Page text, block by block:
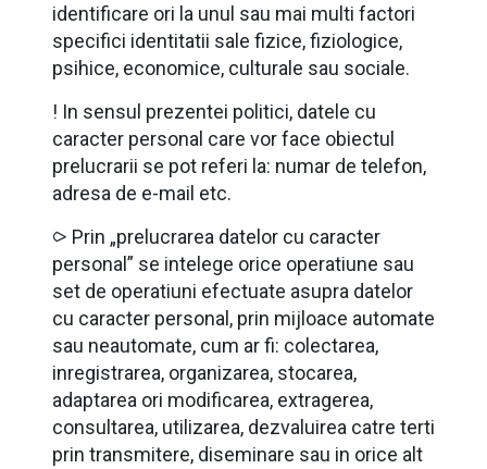
identificare ori la unul sau mai multi factori
specifici identitatii sale fizice, fiziologice,
psihice, economice, culturale sau sociale.
! In sensul prezentei politici, datele cu
caracter personal care vor face obiectul
prelucrarii se pot referi la: numar de telefon,
adresa de e-mail etc.
⪧ Prin „prelucrarea datelor cu caracter
personal” se intelege orice operatiune sau
set de operatiuni efectuate asupra datelor
cu caracter personal, prin mijloace automate
sau neautomate, cum ar fi: colectarea,
inregistrarea, organizarea, stocarea,
adaptarea ori modificarea, extragerea,
consultarea, utilizarea, dezvaluirea catre terti
prin transmitere, diseminare sau in orice alt